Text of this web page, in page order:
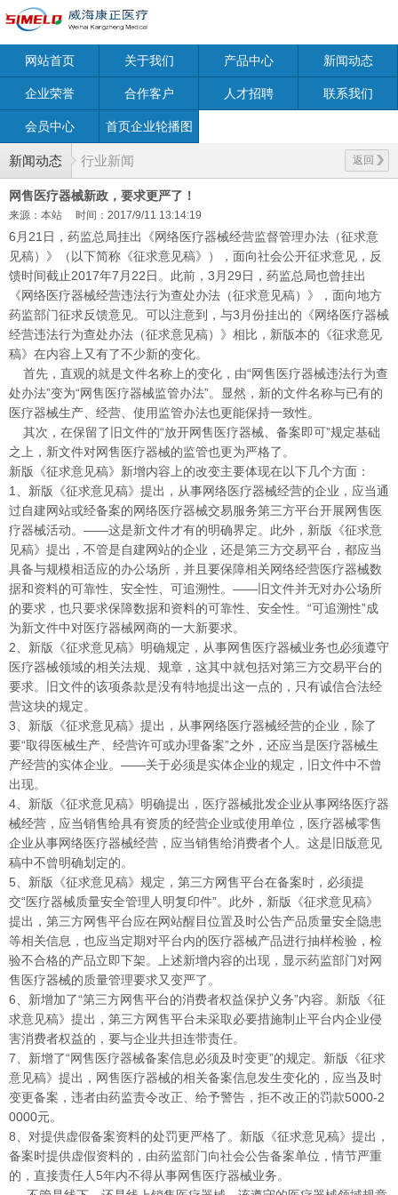
网站首页 关于我们 产品中心 新闻动态
企业荣誉 合作客户 人才招聘 联系我们
会员中心 首页企业轮播图
新闻动态 返回
行业新闻
网售医疗器械新政，要求更严了！
来源：本站 时间：2017/9/11 13:14:19
6月21日，药监总局挂出《网络医疗器械经营监督管理办法（征求意
见稿）》（以下简称《征求意见稿》），面向社会公开征求意见，反
馈时间截止2017年7月22日。此前，3月29日，药监总局也曾挂出
《网络医疗器械经营违法行为查处办法（征求意见稿）》，面向地方
药监部门征求反馈意见。可以注意到，与3月份挂出的《网络医疗器械
经营违法行为查处办法（征求意见稿）》相比，新版本的《征求意见
稿》在内容上又有了不少新的变化。
首先，直观的就是文件名称上的变化，由“网售医疗器械违法行为查
处办法”变为“网售医疗器械监管办法”。显然，新的文件名称与已有的
医疗器械生产、经营、使用监管办法也更能保持一致性。
其次，在保留了旧文件的“放开网售医疗器械、备案即可”规定基础
之上，新文件对网售医疗器械的监管也更为严格了。
新版《征求意见稿》新增内容上的改变主要体现在以下几个方面：
1、新版《征求意见稿》提出，从事网络医疗器械经营的企业，应当通
过自建网站或经备案的网络医疗器械交易服务第三方平台开展网售医
疗器械活动。——这是新文件才有的明确界定。此外，新版《征求意
见稿》提出，不管是自建网站的企业，还是第三方交易平台，都应当
具备与规模相适应的办公场所，并且要保障相关网络经营医疗器械数
据和资料的可靠性、安全性、可追溯性。——旧文件并无对办公场所
的要求，也只要求保障数据和资料的可靠性、安全性。“可追溯性”成
为新文件中对医疗器械网商的一大新要求。
2、新版《征求意见稿》明确规定，从事网售医疗器械业务也必须遵守
医疗器械领域的相关法规、规章，这其中就包括对第三方交易平台的
要求。旧文件的该项条款是没有特地提出这一点的，只有诚信合法经
营这块的规定。
3、新版《征求意见稿》提出，从事网络医疗器械经营的企业，除了
要“取得医械生产、经营许可或办理备案”之外，还应当是医疗器械生
产经营的实体企业。——关于必须是实体企业的规定，旧文件中不曾
出现。
4、新版《征求意见稿》明确提出，医疗器械批发企业从事网络医疗器
械经营，应当销售给具有资质的经营企业或使用单位，医疗器械零售
企业从事网络医疗器械经营，应当销售给消费者个人。这是旧版意见
稿中不曾明确划定的。
5、新版《征求意见稿》规定，第三方网售平台在备案时，必须提
交“医疗器械质量安全管理人明复印件”。此外，新版《征求意见稿》
提出，第三方网售平台应在网站醒目位置及时公告产品质量安全隐患
等相关信息，也应当定期对平台内的医疗器械产品进行抽样检验，检
验不合格的产品立即下架。上述新增内容的出现，显示药监部门对网
售医疗器械的质量管理要求又变严了。
6、新增加了“第三方网售平台的消费者权益保护义务”内容。新版《征
求意见稿》提出，第三方网售平台未采取必要措施制止平台内企业侵
害消费者权益的，要与企业共担连带责任。
7、新增了“网售医疗器械备案信息必须及时变更”的规定。新版《征求
意见稿》提出，网售医疗器械的相关备案信息发生变化的，应当及时
变更备案，违者由药监责令改正、给予警告，拒不改正的罚款5000-2
0000元。
8、对提供虚假备案资料的处罚更严格了。新版《征求意见稿》提出，
备案时提供虚假资料的，由药监部门向社会公告备案单位，情节严重
的，直接责任人5年内不得从事网售医疗器械业务。